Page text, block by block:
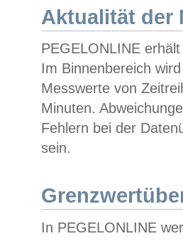
Aktualität der
PEGELONLINE
Im Binnenbereich
Messwerte von
Minuten.
Fehlern bei der
sein.
In PEGELONLINE